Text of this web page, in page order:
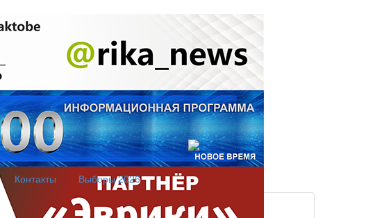
Контакты Выборы 2026